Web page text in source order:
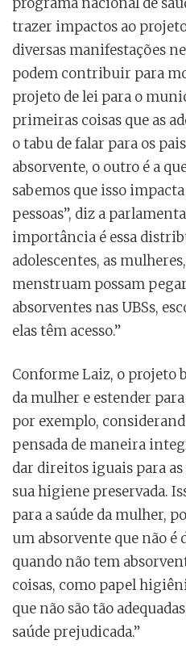
trazer impactos ao
diversas manifestações
podem contribuir para
projeto de lei para o
primeiras coisas que as
o tabu de falar para os
absorvente, o outro é a
sabemos que isso
pessoas”, diz a
importância é essa
adolescentes, as
menstruam possam
absorventes nas UBSs,
elas têm acesso.”
Conforme Laiz, o projeto
da mulher e estender
por exemplo,
pensada de maneira
dar direitos iguais para
sua higiene preservada.
para a saúde da mulher,
um absorvente que não é
quando não tem
coisas, como papel
que não são tão
saúde prejudicada.”